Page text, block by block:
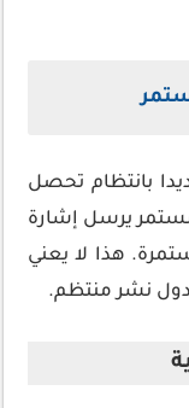
بانتظام تحصل
يرسل إشارة
هذا لا يعني
نشر منتظم.